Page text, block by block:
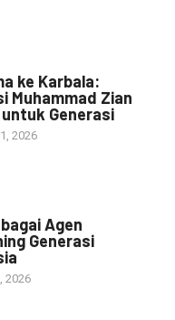
ke Karbala:
Muhammad Zian
Generasi
2026
Agen
Generasi
2026